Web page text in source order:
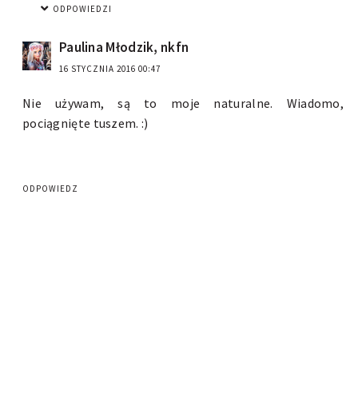
ODPOWIEDZI
Paulina Młodzik, nkfn
16 STYCZNIA 2016 00:47
Nie używam, są to moje naturalne. Wiadomo,
pociągnięte tuszem. :)
ODPOWIEDZ